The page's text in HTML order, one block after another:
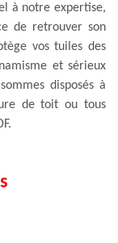
à notre expertise,
de retrouver son
vos tuiles des
et sérieux
disposés à
de toit ou tous